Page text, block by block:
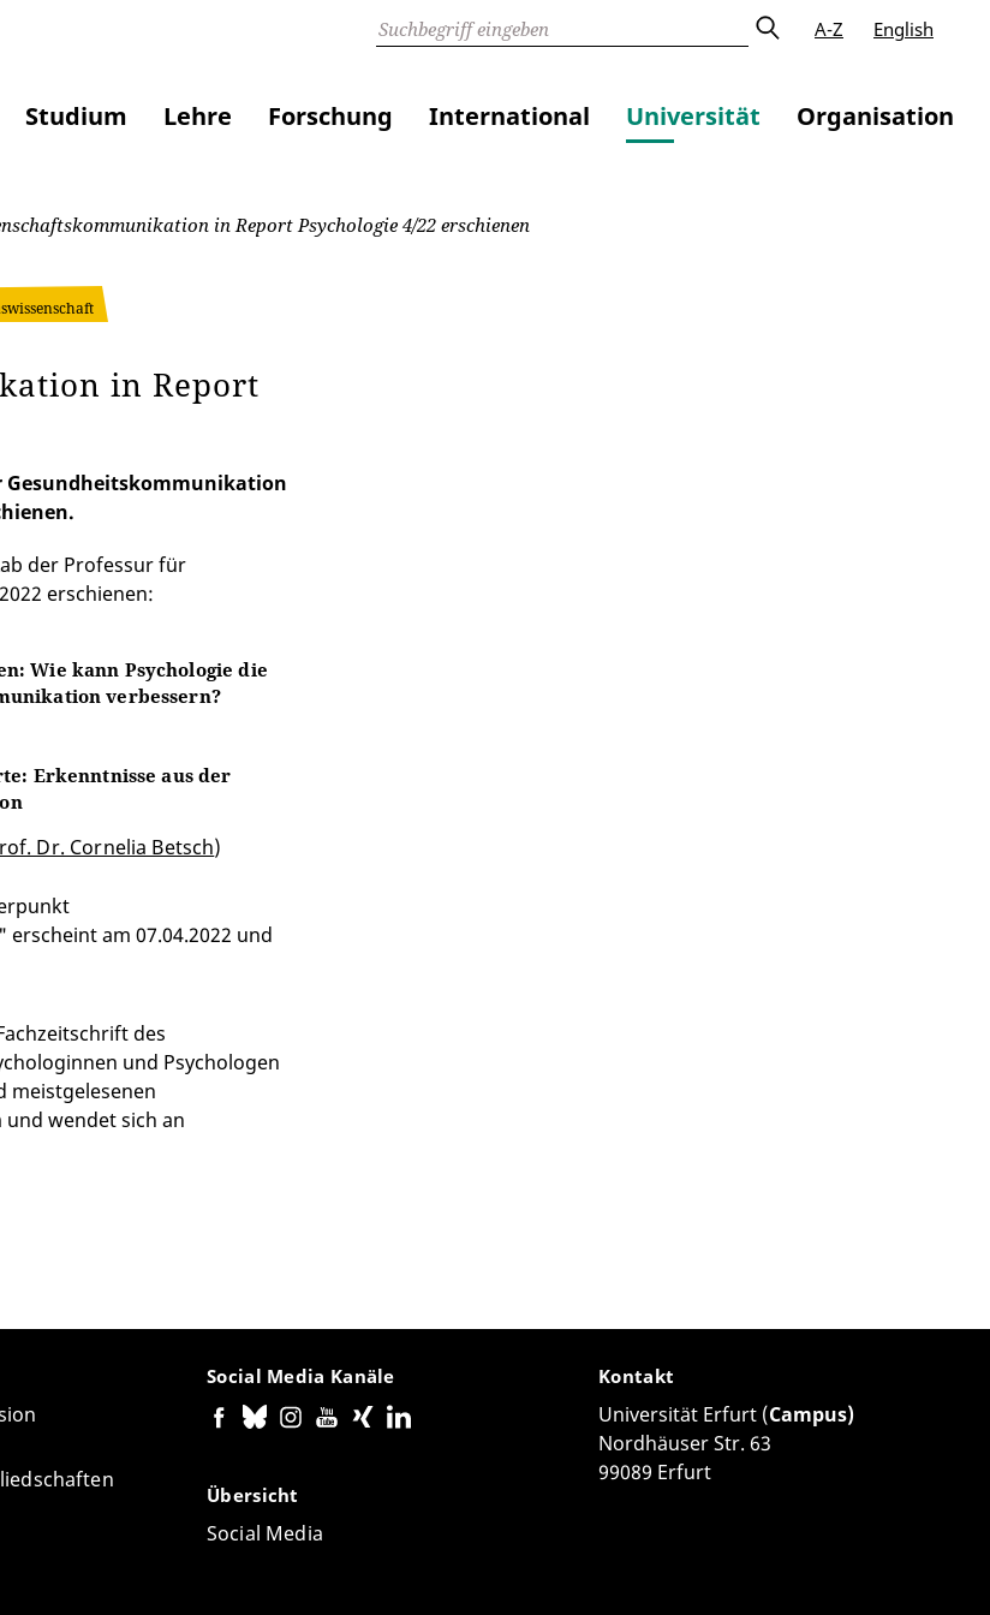
A-Z English
Studium Lehre Forschung International Universität Organisation
in Report Psychologie 4/22 erschienen
in Report
Gesundheitskommunikation
der Professur für
erschienen:
Wie kann Psychologie die
verbessern?
Erkenntnisse aus der
Dr. Cornelia Betsch)
am 07.04.2022 und
des
und Psychologen
meistgelesenen
wendet sich an
Social Media Kanäle
Übersicht
Social Media
Kontakt
Universität Erfurt (Campus)
Nordhäuser Str. 63
99089 Erfurt